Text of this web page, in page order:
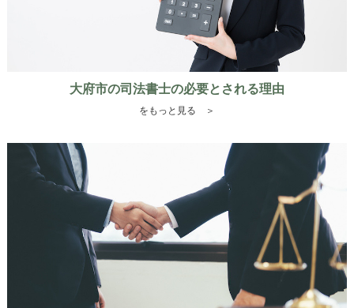
大府市の司法書士の必要とされる理由
をもっと見る ＞